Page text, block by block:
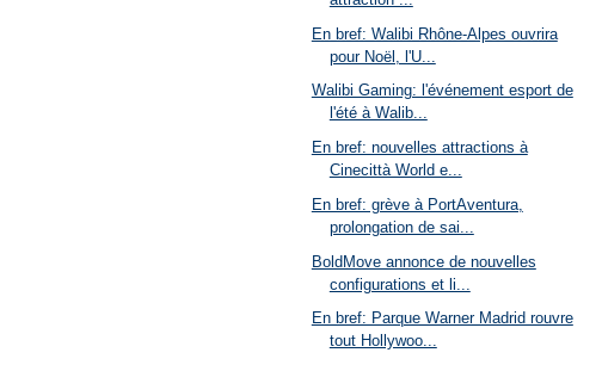
En bref: Walibi Rhône-Alpes ouvrira
pour Noël, l'U...
Walibi Gaming: l'événement esport de
l'été à Walib...
En bref: nouvelles attractions à
Cinecittà World e...
En bref: grève à PortAventura,
prolongation de sai...
BoldMove annonce de nouvelles
configurations et li...
En bref: Parque Warner Madrid rouvre
tout Hollywoo...